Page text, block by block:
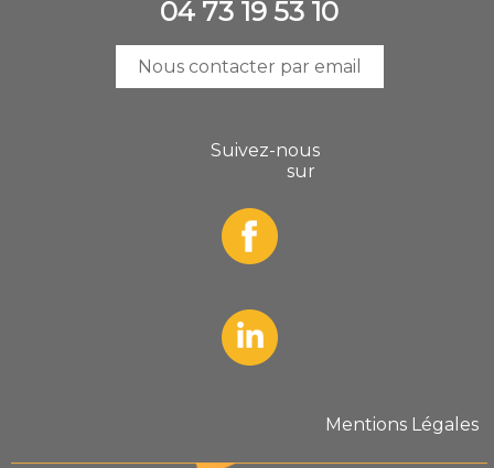
04 73 19 53 10
Nous contacter par email
Suivez-nous
sur
Mentions Légales